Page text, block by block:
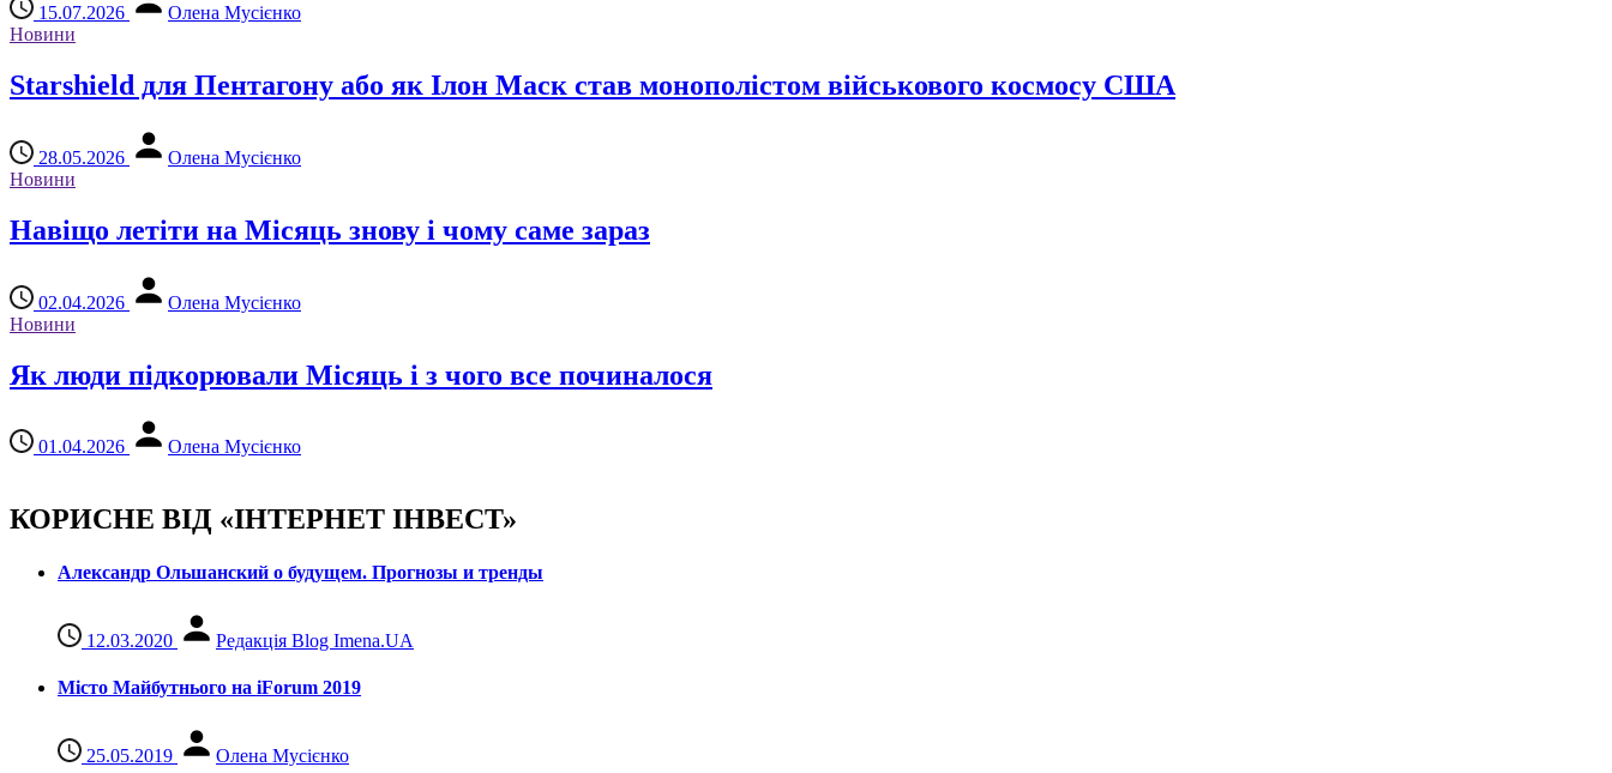
15.07.2026
Олена Мусієнко
Новини
Starshield для Пентагону або як Ілон Маск став монополістом військового космосу США
28.05.2026
Олена Мусієнко
Новини
Навіщо летіти на Місяць знову і чому саме зараз
02.04.2026
Олена Мусієнко
Новини
Як люди підкорювали Місяць і з чого все починалося
01.04.2026 Олена Мусієнко
КОРИСНЕ ВІД «ІНТЕРНЕТ ІНВЕСТ»
Александр Ольшанский о будущем. Прогнозы и тренды
12.03.2020 Редакція Blog Imena.UA
Місто Майбутнього на iForum 2019
25.05.2019 Олена Мусієнко